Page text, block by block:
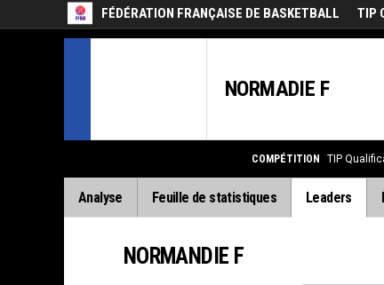
FÉDÉRATION FRANÇAISE DE BASKETBALL TIP
NORMADIE F
COMPÉTITION TIP
Analyse Feuille de statistiques Leaders
NORMANDIE F